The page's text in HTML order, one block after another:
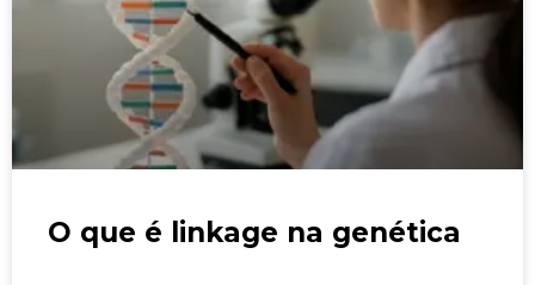
O que é linkage na genética